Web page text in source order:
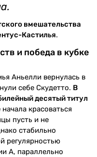
вмешательства
Кастилья.
и победа в кубке
Аньелли вернулась в
себе Скудетто. В
десятый титул
красоваться
пусть и не
стабильно
регулярностью
А, параллельно